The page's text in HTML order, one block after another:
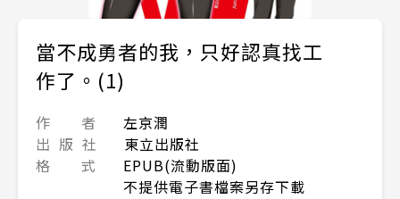
當不成勇者的我，只好認真找工
作了。(1)
作 者
左京潤
出 版 社
東立出版社
格 式
EPUB(流動版面)
不提供電子書檔案另存下載